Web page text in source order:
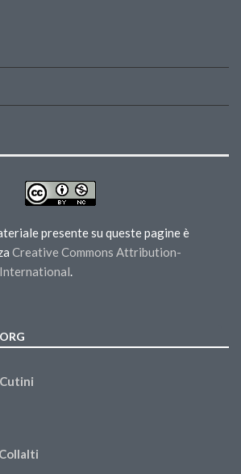
presente su queste pagine è
Creative Commons Attribution-
.